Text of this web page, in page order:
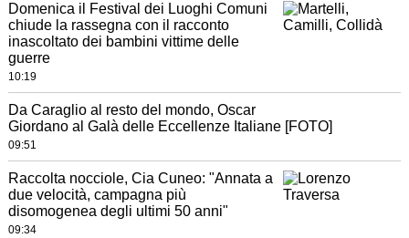
Domenica il Festival dei Luoghi Comuni
chiude la rassegna con il racconto
inascoltato dei bambini vittime delle
guerre
10:19
Da Caraglio al resto del mondo, Oscar
Giordano al Galà delle Eccellenze Italiane [FOTO]
09:51
Raccolta nocciole, Cia Cuneo: "Annata a
due velocità, campagna più
disomogenea degli ultimi 50 anni"
09:34